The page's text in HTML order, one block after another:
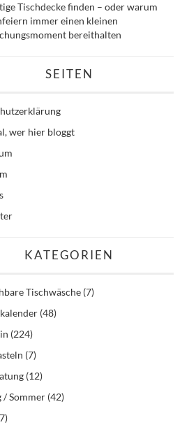
Tischdecke finden – oder warum
immer einen kleinen
bereithalten
SEITEN
wer hier bloggt
KATEGORIEN
Tischwäsche (7)
(48)
(224)
(7)
(12)
/ Sommer (42)